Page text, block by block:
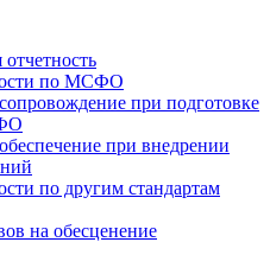
по МСФО
при подготовке
при внедрении
по другим стандартам
на обесценение